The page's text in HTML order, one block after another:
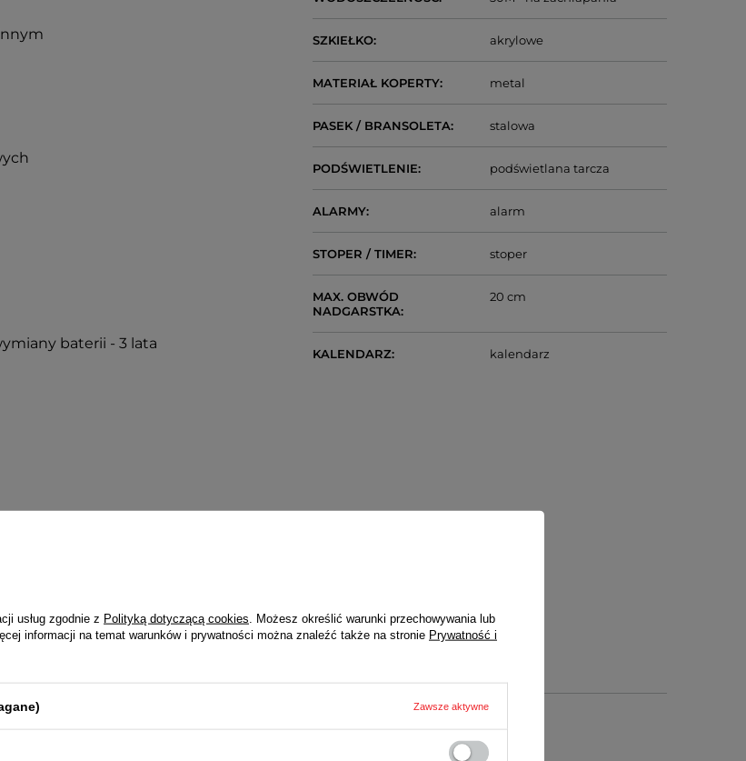
baterii - 3 lata
SZKIEŁKO akrylowe
MATERIAŁ KOPERTY metal
PASEK / BRANSOLETA stalowa
PODŚWIETLENIE podświetlana tarcza
ALARMY alarm
STOPER / TIMER stoper
MAX. OBWÓD
NADGARSTKA
20 cm
KALENDARZ kalendarz
usług zgodnie z Polityką dotyczącą cookies . Możesz określić warunki przechowywania lub
informacji na temat warunków i prywatności można znaleźć także na stronie Prywatność i
Zawsze aktywne